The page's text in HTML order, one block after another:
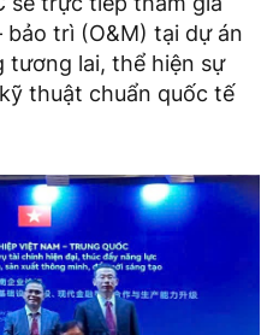
bảo trì (O&M) tại dự án
tương lai, thể hiện sự
thuật chuẩn quốc tế